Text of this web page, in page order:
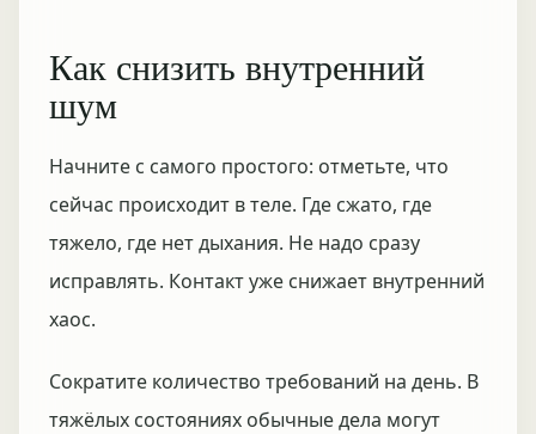
Как снизить внутренний
шум
Начните с самого простого: отметьте, что
сейчас происходит в теле. Где сжато, где
тяжело, где нет дыхания. Не надо сразу
исправлять. Контакт уже снижает внутренний
хаос.
Сократите количество требований на день. В
тяжёлых состояниях обычные дела могут